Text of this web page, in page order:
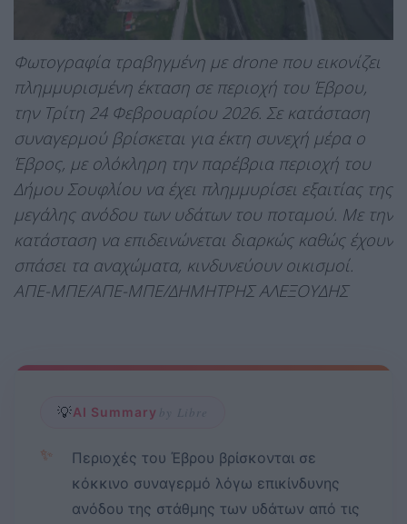
Φωτογραφία τραβηγμένη με drone που εικονίζει
πλημμυρισμένη έκταση σε περιοχή του Έβρου,
την Τρίτη 24 Φεβρουαρίου 2026. Σε κατάσταση
συναγερμού βρίσκεται για έκτη συνεχή μέρα ο
Έβρος, με ολόκληρη την παρέβρια περιοχή του
Δήμου Σουφλίου να έχει πλημμυρίσει εξαιτίας της
μεγάλης ανόδου των υδάτων του ποταμού. Με την
κατάσταση να επιδεινώνεται διαρκώς καθώς έχουν
σπάσει τα αναχώματα, κινδυνεύουν οικισμοί.
ΑΠΕ-ΜΠΕ/ΑΠΕ-ΜΠΕ/ΔΗΜΗΤΡΗΣ ΑΛΕΞΟΥΔΗΣ
💡AI Summary by Libre
✨
Περιοχές του Έβρου βρίσκονται σε
κόκκινο συναγερμό λόγω επικίνδυνης
ανόδου της στάθμης των υδάτων από τις